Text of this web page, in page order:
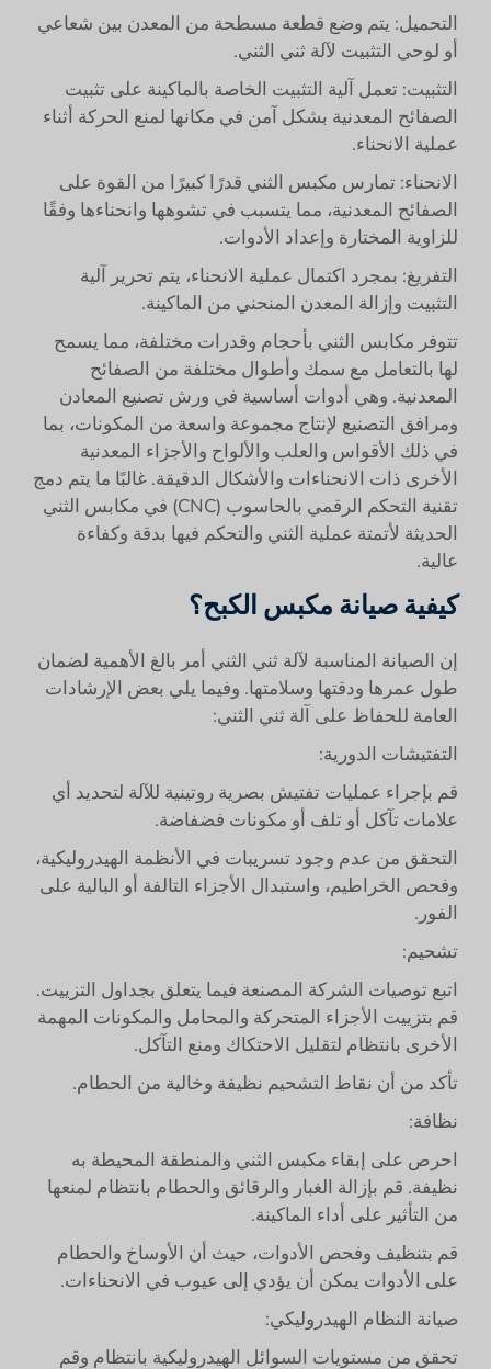
التحميل: يتم وضع قطعة مسطحة من المعدن بين شعاعي
أو لوحي التثبيت لآلة ثني الثني.
التثبيت: تعمل آلية التثبيت الخاصة بالماكينة على تثبيت
الصفائح المعدنية بشكل آمن في مكانها لمنع الحركة أثناء
عملية الانحناء.
الانحناء: تمارس مكبس الثني قدرًا كبيرًا من القوة على
الصفائح المعدنية، مما يتسبب في تشوهها وانحناءها وفقًا
للزاوية المختارة وإعداد الأدوات.
التفريغ: بمجرد اكتمال عملية الانحناء، يتم تحرير آلية
التثبيت وإزالة المعدن المنحني من الماكينة.
تتوفر مكابس الثني بأحجام وقدرات مختلفة، مما يسمح
لها بالتعامل مع سمك وأطوال مختلفة من الصفائح
المعدنية. وهي أدوات أساسية في ورش تصنيع المعادن
ومرافق التصنيع لإنتاج مجموعة واسعة من المكونات، بما
في ذلك الأقواس والعلب والألواح والأجزاء المعدنية
الأخرى ذات الانحناءات والأشكال الدقيقة. غالبًا ما يتم دمج
تقنية التحكم الرقمي بالحاسوب (CNC) في مكابس الثني
الحديثة لأتمتة عملية الثني والتحكم فيها بدقة وكفاءة
عالية.
كيفية صيانة مكبس الكبح؟
إن الصيانة المناسبة لآلة ثني الثني أمر بالغ الأهمية لضمان
طول عمرها ودقتها وسلامتها. وفيما يلي بعض الإرشادات
العامة للحفاظ على آلة ثني الثني:
التفتيشات الدورية:
قم بإجراء عمليات تفتيش بصرية روتينية للآلة لتحديد أي
علامات تآكل أو تلف أو مكونات فضفاضة.
التحقق من عدم وجود تسريبات في الأنظمة الهيدروليكية،
وفحص الخراطيم، واستبدال الأجزاء التالفة أو البالية على
الفور.
تشحيم:
اتبع توصيات الشركة المصنعة فيما يتعلق بجداول التزييت.
قم بتزييت الأجزاء المتحركة والمحامل والمكونات المهمة
الأخرى بانتظام لتقليل الاحتكاك ومنع التآكل.
تأكد من أن نقاط التشحيم نظيفة وخالية من الحطام.
نظافة:
احرص على إبقاء مكبس الثني والمنطقة المحيطة به
نظيفة. قم بإزالة الغبار والرقائق والحطام بانتظام لمنعها
من التأثير على أداء الماكينة.
قم بتنظيف وفحص الأدوات، حيث أن الأوساخ والحطام
على الأدوات يمكن أن يؤدي إلى عيوب في الانحناءات.
صيانة النظام الهيدروليكي:
تحقق من مستويات السوائل الهيدروليكية بانتظام وقم